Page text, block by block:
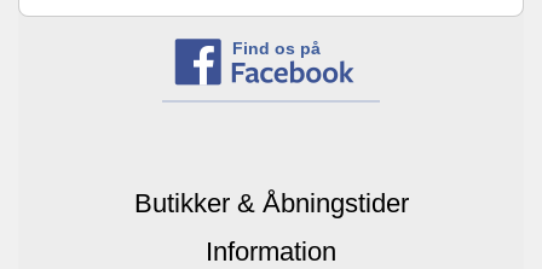
Find os på
Butikker & Åbningstider
Information